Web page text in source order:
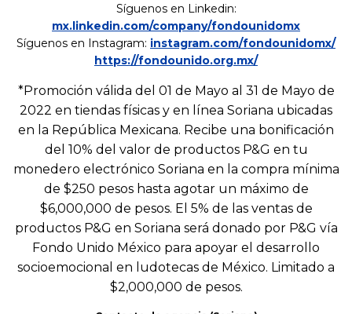
Síguenos en Linkedin:
mx.linkedin.com/company/fondounidomx
Síguenos en Instagram: instagram.com/fondounidomx/
https://fondounido.org.mx/
*Promoción válida del 01 de Mayo al 31 de Mayo de
2022 en tiendas físicas y en línea Soriana ubicadas
en la República Mexicana. Recibe una bonificación
del 10% del valor de productos P&G en tu
monedero electrónico Soriana en la compra mínima
de $250 pesos hasta agotar un máximo de
$6,000,000 de pesos. El 5% de las ventas de
productos P&G en Soriana será donado por P&G vía
Fondo Unido México para apoyar el desarrollo
socioemocional en ludotecas de México. Limitado a
$2,000,000 de pesos.